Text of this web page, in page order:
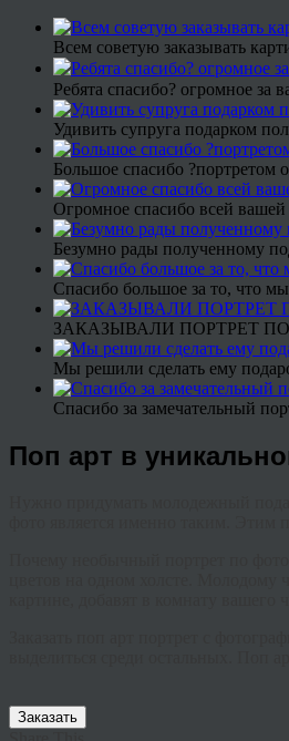
Всем советую заказывать
Ребята спасибо? огромное за
Удивить супруга подарком
Большое спасибо ?портретом
Огромное спасибо всей вашей
Безумно рады полученному
Спасибо большое за то, что
ЗАКАЗЫВАЛИ ПОРТРЕТ
Мы решили сделать ему
Спасибо за замечательный
Поп арт в
Заказать